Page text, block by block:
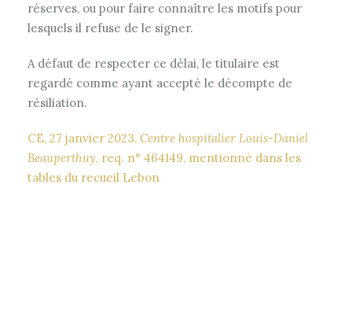
réserves, ou pour faire connaître les motifs pour
lesquels il refuse de le signer.
A défaut de respecter ce délai, le titulaire est
regardé comme ayant accepté le décompte de
résiliation.
CE, 27 janvier 2023, Centre hospitalier Louis-Daniel
Beauperthuy, req. n° 464149, mentionné dans les
tables du recueil Lebon